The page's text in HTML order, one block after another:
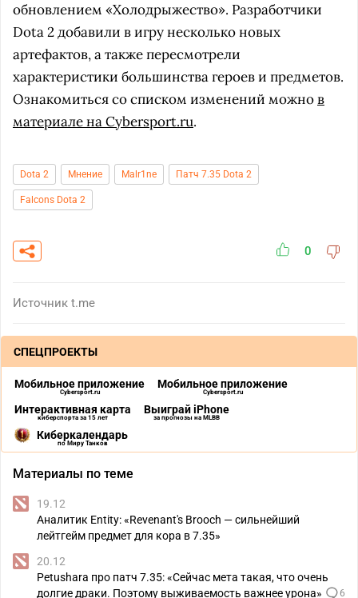
обновлением «Холодрыжество». Разработчики
Dota 2 добавили в игру несколько новых
артефактов, а также пересмотрели
характеристики большинства героев и предметов.
Ознакомиться со списком изменений можнов
материале на Cybersport.ru.
Dota 2 Мнение Malr1ne Патч 7.35 Dota 2
Falcons Dota 2
0
Источник t.me
СПЕЦПРОЕКТЫ
Мобильное приложение
Cybersport.ru
Мобильное приложение
Cybersport.ru
Интерактивная карта
киберспорта за 15 лет
Выиграй iPhone
за прогнозы на MLBB
Киберкалендарь
по Миру Танков
Материалы по теме
19.12
Аналитик Entity: «Revenant's Brooch — сильнейший
лейтгейм предмет для кора в 7.35»
20.12
Petushara про патч 7.35: «Сейчас мета такая, что очень
долгие драки. Поэтому выживаемость важнее урона»
6